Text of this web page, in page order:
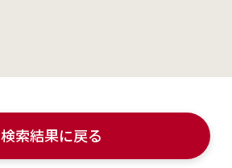
検索結果に戻る